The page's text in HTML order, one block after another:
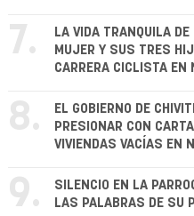
7.
LA VIDA TRANQUILA
MUJER Y SUS TRES
CARRERA CICLISTA EN
8.
EL GOBIERNO DE
PRESIONAR CON
VIVIENDAS VACÍAS EN
9.
SILENCIO EN LA
LAS PALABRAS DE SU